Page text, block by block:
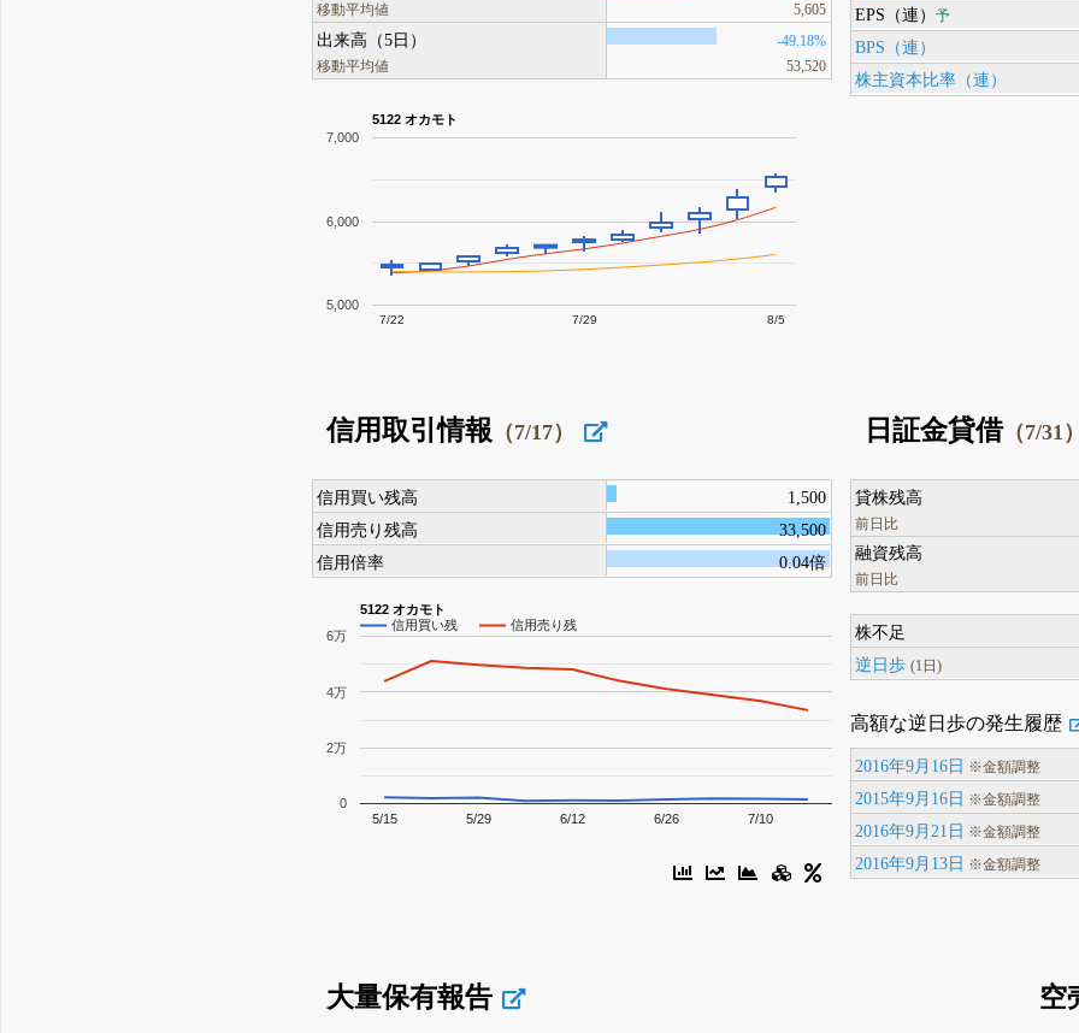
移動平均値 5,605
出来高（5日）
移動平均値
-49.18%
53,520
5122 オカモト
7/22 7/29 8/5
5,000
6,000
7,000
EPS（連）予
BPS（連）
株主資本比率（連）
信用取引情報 （7/17）
信用買い残高
1,500
信用売り残高
33,500
信用倍率
0.04倍
5122 オカモト
信用買い残
信用売り残
5/15 5/29 6/12 6/26 7/10
0
2万
4万
6万
日証金貸借（7/31）
貸株残高
前日比
融資残高
前日比
株不足
逆日歩 (1日)
高額な逆日歩の発生履歴
2016年9月16日 ※金額調整
2015年9月16日 ※金額調整
2016年9月21日 ※金額調整
2016年9月13日 ※金額調整
大量保有報告 空